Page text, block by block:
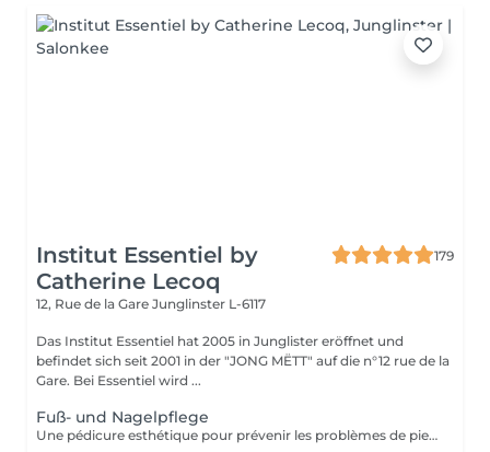
Institut Essentiel by
Catherine Lecoq
179
12, Rue de la Gare Junglinster L-6117
Das Institut Essentiel hat 2005 in Junglister eröffnet und
befindet sich seit 2001 in der "JONG MËTT" auf die n°12 rue de la
Gare. Bei Essentiel wird ...
Fuß- und Nagelpflege
Une pédicure esthétique pour prévenir les problèmes de pieds et d'ongles. Soin complet de la peau et des ongles.